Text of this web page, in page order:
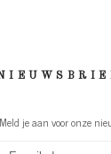
Meld je aan voor onze